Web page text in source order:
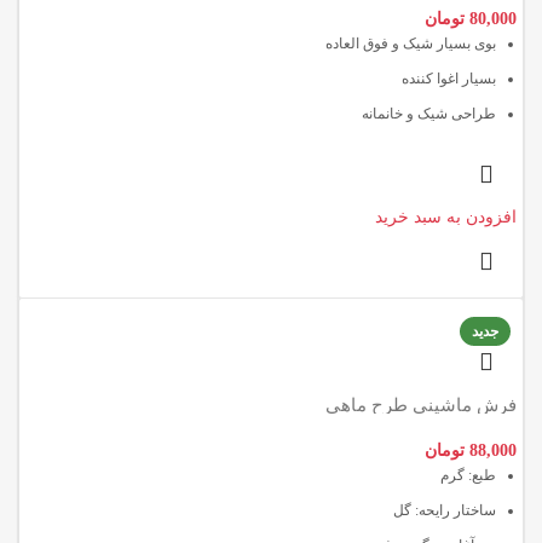
80,000 تومان
بوی بسیار شیک و فوق العاده
بسیار اغوا کننده
طراحی شیک و خانمانه
افزودن به سبد خرید
جدید
فرش ماشینی طرح ماهی
88,000 تومان
طبع: گرم
ساختار رایحه: گل